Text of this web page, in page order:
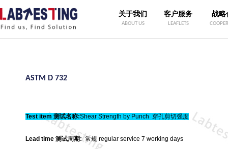
关于我们
ABOUT US
客户服务
LEAFLETS
战略
ASTM D 732
Test item 测试名称:Shear Strength by Punch 穿孔剪切强度
Lead time 测试周期:常规 regular service 7 working days